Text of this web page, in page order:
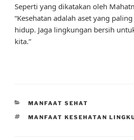
Seperti yang dikatakan oleh
“Kesehatan adalah aset yang
hidup. Jaga lingkungan bersih
kita.”
CATEGORIES
MANFAAT SEHAT
TAGS
MANFAAT KESEHATAN